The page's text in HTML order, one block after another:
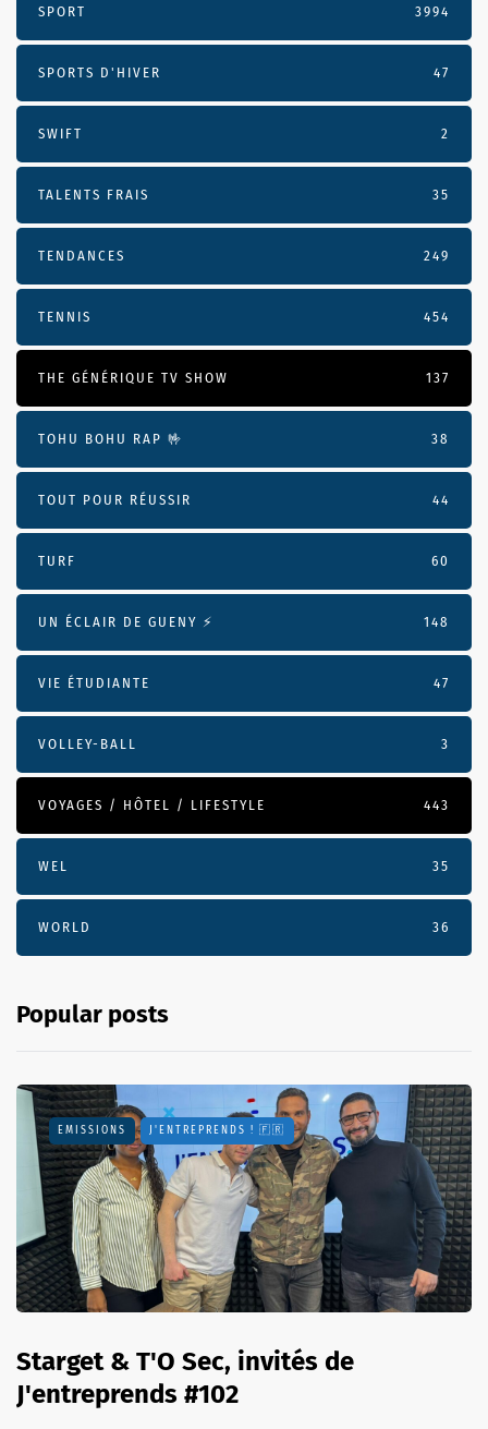
SPORT 3994
SPORTS D'HIVER 47
SWIFT 2
TALENTS FRAIS 35
TENDANCES 249
TENNIS 454
THE GÉNÉRIQUE TV SHOW 137
TOHU BOHU RAP 🤟 38
TOUT POUR RÉUSSIR 44
TURF 60
UN ÉCLAIR DE GUENY ⚡️ 148
VIE ÉTUDIANTE 47
VOLLEY-BALL 3
VOYAGES / HÔTEL / LIFESTYLE 443
WEL 35
WORLD 36
Popular posts
EMISSIONS J'ENTREPRENDS ! 🇫🇷
Starget & T'O Sec, invités de
J'entreprends #102